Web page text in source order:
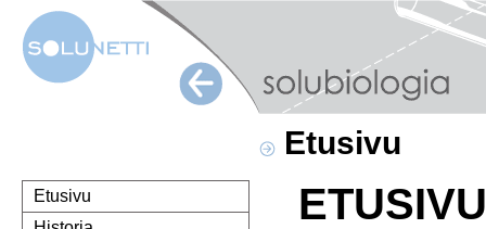
Etusivu
Etusivu
ETUSIVU